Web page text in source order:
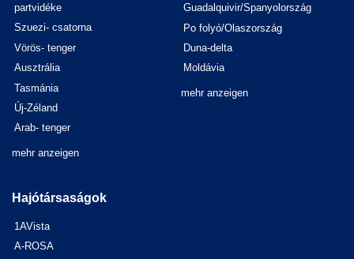
partvidéke
Szuezi- csatorna
Vörös- tenger
Ausztrália
Tasmánia
Új-Zéland
Arab- tenger
mehr anzeigen
Guadalquivir/Spanyolország
Po folyó/Olaszország
Duna-delta
Moldávia
mehr anzeigen
Hajótársaságok
1AVista
A-ROSA